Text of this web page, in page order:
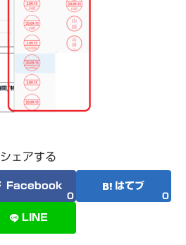
シェアする
Facebook
0
はてブ
0
LINE